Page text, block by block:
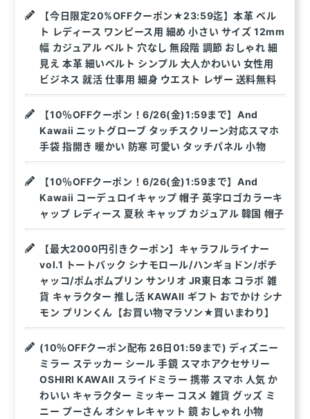
【今日限定20%OFFクーポン★23:59迄】本革 ベル
ト レディース ワンピース用 細め 小さい サイズ 12mm
幅 カジュアル ベルト 穴なし 無段階 調節 おしゃれ 細
見え 本革 細いベルト シンプル 大人かわいい 女性用
ビジネス 就活 仕事用 細身 ウエスト レザー 送料無料
【10％OFFクーポン！6/26(金)1:59まで】And
Kawaii ニットグローブ タッチスクリーン対応スマホ
手袋 指開き 暖かい 防寒 可愛い タッチパネル 小物
【10％OFFクーポン！6/26(金)1:59まで】And
Kawaii コーデュロイキャップ 帽子 英字ロゴカラーキ
ャップ レディース 夏秋 キャップ カジュアル 韓国 帽子
【最大2000円引きクーポン】キャラフルライナー
vol.1 トートバック シナモロール/ハンギョドン/ポチ
ャッコ/ポムポムプリン サンリオ JR東日本 コラボ 雑
貨 キャラクター 推し活 KAWAII ギフト おでかけ シナ
モン プリンくん【お買い物マラソン★買いまわり】
(10％OFFクーポン配布 26日01:59まで) ディズニー
ミラー ステッカー シール 手鏡 スマホアクセサリー
OSHIRI KAWAII スライドミラー 携帯 スマホ 人気 か
わいい キャラクター ミッキー コスメ 雑貨 グッズ ミ
ニー プーさん オシャレキャット 鏡 おしゃれ 小物